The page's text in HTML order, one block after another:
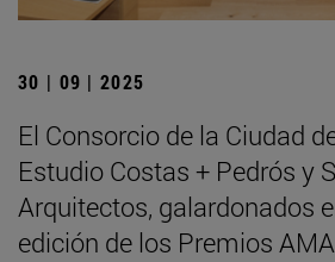
30 | 09 | 2025
El Consorcio de la Ciudad
Estudio Costas + Pedrós y
Arquitectos, galardonados
edición de los Premios